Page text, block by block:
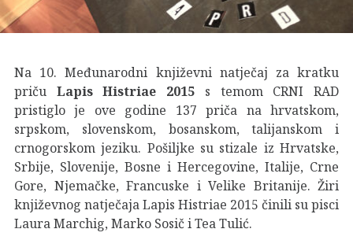
Na 10. Međunarodni književni natječaj za kratku
priču Lapis Histriae 2015 s temom CRNI RAD
pristiglo je ove godine 137 priča na hrvatskom,
srpskom, slovenskom, bosanskom, talijanskom i
crnogorskom jeziku. Pošiljke su stizale iz Hrvatske,
Srbije, Slovenije, Bosne i Hercegovine, Italije, Crne
Gore, Njemačke, Francuske i Velike Britanije. Žiri
književnog natječaja Lapis Histriae 2015 činili su pisci
Laura Marchig, Marko Sosič i Tea Tulić.